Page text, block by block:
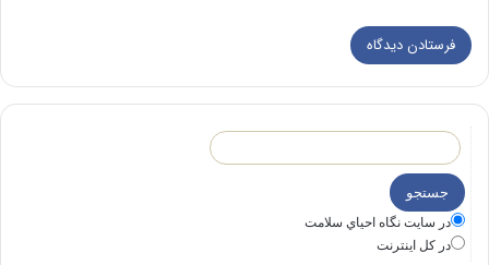
در سايت نگاه احياي سلامت
در كل اينترنت